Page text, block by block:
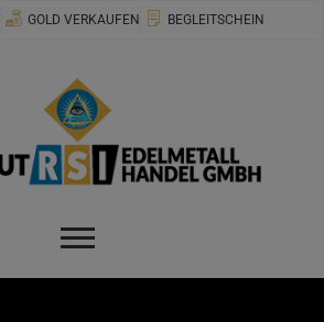
GOLD VERKAUFEN BEGLEITSCHEIN
modal-check